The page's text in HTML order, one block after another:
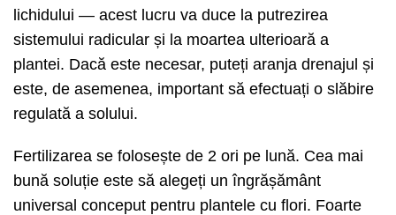
lichidului — acest lucru va duce la putrezirea
sistemului radicular și la moartea ulterioară a
plantei. Dacă este necesar, puteți aranja drenajul și
este, de asemenea, important să efectuați o slăbire
regulată a solului.
Fertilizarea se folosește de 2 ori pe lună. Cea mai
bună soluție este să alegeți un îngrășământ
universal conceput pentru plantele cu flori. Foarte